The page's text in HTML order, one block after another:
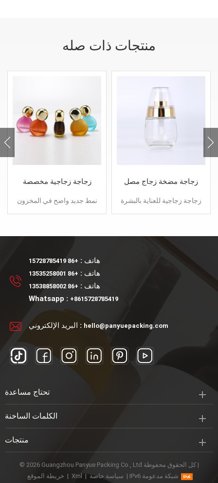
منتجات ذات صله
زجاجة زجاجية مخصصة
نمط جديد واضح في المخزون
مخصص فارغ مستحضرات
من الضروري النفط زجاجة
زجاجة مضخة زجاج مصل
زجاجة زجاجية للعناية بالبشرة
على شكل بيضة مع غطاء
مل. يمكن أن تتطابق مع
هاتف : +86 15728785419
هاتف : +86 13535258001
هاتف : +86 13538858002
Whatsapp : +8615728785419
البريد الإلكتروني : hello@panyuepacking.com
تحتاج مساعدة
الكلمات الساخنة
منتجات
© 2026 Guangzhou Panyue Packing Co., Ltd كل الحقوق محفوظة |
خريطة الموقع | Xml | سياسة خاصة | IPv6 شبكة مدعومة